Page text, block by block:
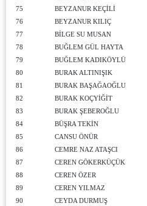
75
BEYZANUR KEÇİLİ
76
BEYZANUR KILIÇ
77
BİLGE SU MUSAN
78
BUĞLEM GÜL HAYTA
79
BUĞLEM KADIKÖYLÜ
80
BURAK ALTINIŞIK
81
BURAK BAŞAĞAOĞLU
82
BURAK KOÇYİĞİT
83
BURAK ŞEBEROĞLU
84
BÜŞRA TEKİN
85
CANSU ÖNÜR
86
CEMRE NAZ ATAŞCI
87
CEREN GÖKERKÜÇÜK
88
CEREN ÖZER
89
CEREN YILMAZ
90
CEYDA DURMUŞ